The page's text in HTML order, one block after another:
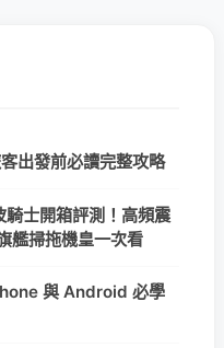
出發前必讀完整攻略
士開箱評測！高頻震
艦掃拖機皇一次看
與 Android 必學